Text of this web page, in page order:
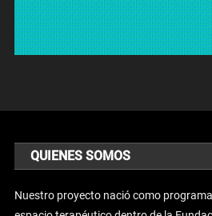
QUIENES SOMOS
Nuestro proyecto nació como